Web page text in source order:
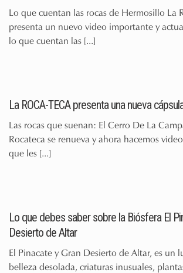
Lo que cuentan las rocas de Hermosillo La
presenta un nuevo video importante y
lo que cuentan las [...]
La ROCA-TECA presenta una nueva
Las rocas que suenan: El Cerro De La
Rocateca se renueva y ahora hacemos
que les [...]
Lo que debes saber sobre la Biósfera El
Desierto de Altar
El Pinacate y Gran Desierto de Altar, es un
belleza desolada, criaturas inusuales,